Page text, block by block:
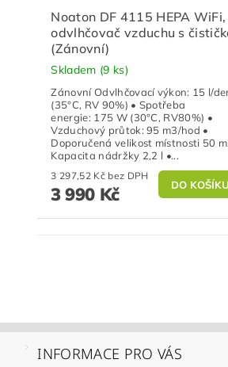
Noaton DF 4115 HEPA WiFi,
odvlhčovač vzduchu s
(Zánovní)
Skladem (9 ks)
Zánovní Odvlhčovací výkon: 15 l/
(35°C, RV 90%) • Spotřeba
energie: 175 W (30°C, RV80%) •
Vzduchový průtok: 95 m3/hod •
Doporučená velikost místnosti 50
Kapacita nádržky 2,2 l •...
3 297,52 Kč bez DPH
3 990 Kč
INFORMACE PRO VÁS